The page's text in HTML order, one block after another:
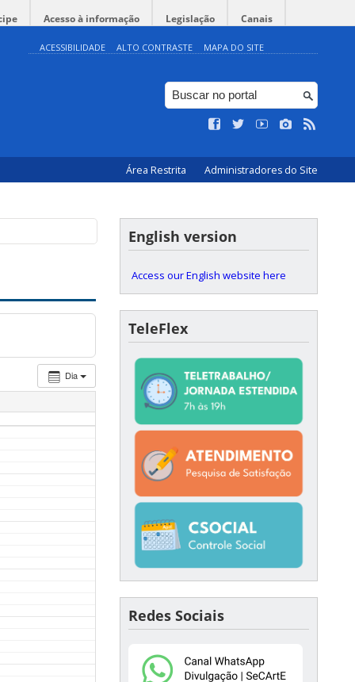
Acesso à informação Legislação Canais
ACESSIBILIDADE ALTO CONTRASTE MAPA DO SITE
Área Restrita Administradores do Site
Dia
English version
Access our English website here
TeleFlex
Redes Sociais